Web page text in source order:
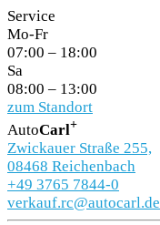
Service
Mo-Fr
07:00 – 18:00
Sa
08:00 – 13:00
zum Standort
AutoCarl+
Zwickauer Straße 255,
08468 Reichenbach
+49 3765 7844-0
verkauf.rc@autocarl.de